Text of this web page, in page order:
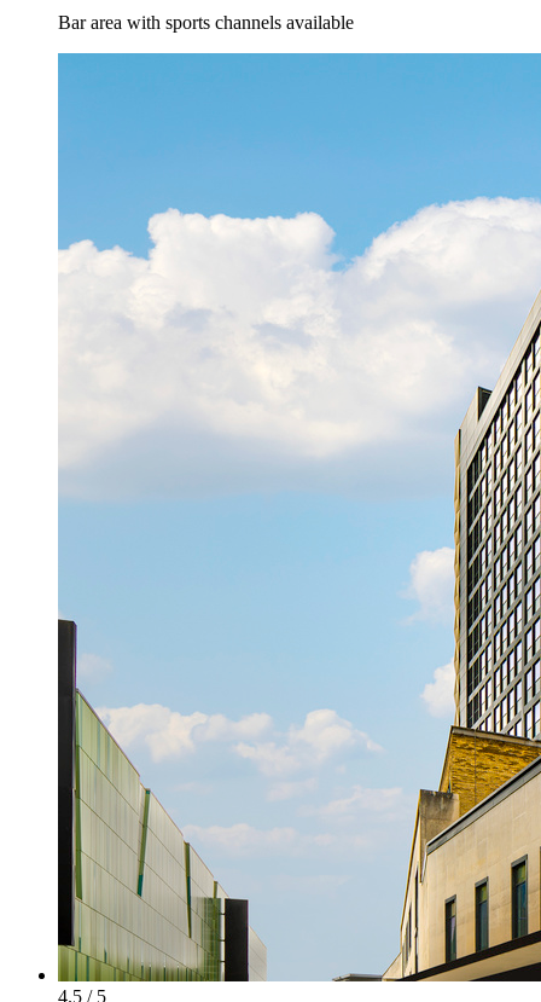
Bar area with sports channels available
4.5 / 5